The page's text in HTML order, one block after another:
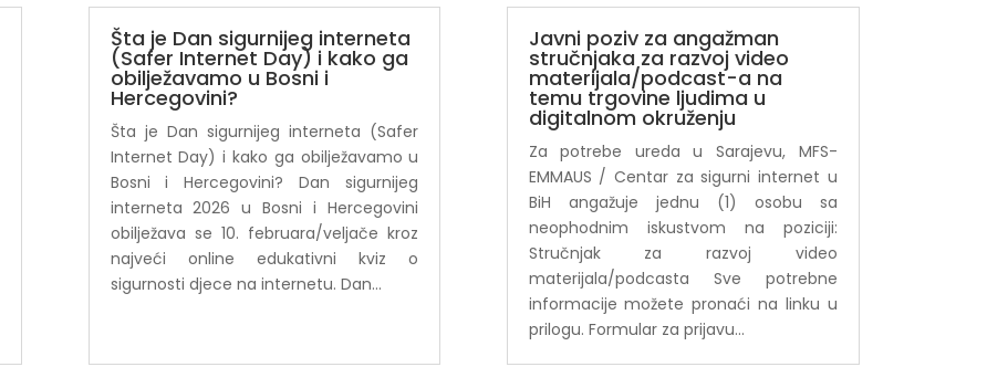
Šta je Dan sigurnijeg interneta
(Safer Internet Day) i kako ga
obilježavamo u Bosni i
Hercegovini?
Šta je Dan sigurnijeg interneta (Safer
Internet Day) i kako ga obilježavamo u
Bosni i Hercegovini? Dan sigurnijeg
interneta 2026 u Bosni i Hercegovini
obilježava se 10. februara/veljače kroz
najveći online edukativni kviz o
sigurnosti djece na internetu. Dan...
Javni poziv za angažman
stručnjaka za razvoj video
materijala/podcast-a na
temu trgovine ljudima u
digitalnom okruženju
Za potrebe ureda u Sarajevu, MFS-
EMMAUS / Centar za sigurni internet u
BiH angažuje jednu (1) osobu sa
neophodnim iskustvom na poziciji:
Stručnjak za razvoj video
materijala/podcasta Sve potrebne
informacije možete pronaći na linku u
prilogu. Formular za prijavu...